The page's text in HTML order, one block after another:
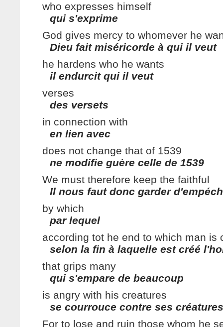
who expresses himself
qui s'exprime
God gives mercy to whomever he
Dieu fait miséricorde à qui il veut
he hardens who he wants
il endurcit qui il veut
verses
des versets
in connection with
en lien avec
does not change that of 1539
ne modifie guère celle de 1539
We must therefore keep the faithful
Il nous faut donc garder
by which
par lequel
according tot he end to which man is
selon la fin à laquelle est créé
that grips many
qui s'empare de beaucoup
is angry with his creatures
se courrouce contre ses créatures
For to lose and ruin those whom he